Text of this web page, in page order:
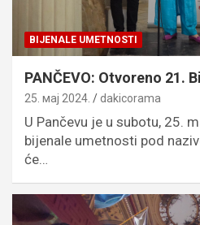
BIJENALE UMETNOSTI
PANČEVO: Otvoreno 21.
25. мај 2024. dakicorama
U Pančevu je u subotu, 25.
bijenale umetnosti pod
će…